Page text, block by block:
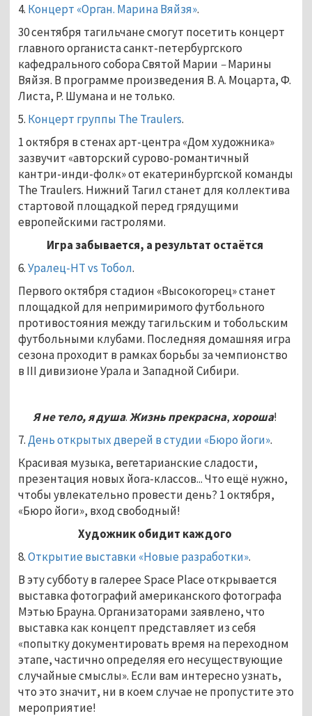
4. Концерт «Орган. Марина Вяйзя».
30 сентября тагильчане смогут посетить концерт
главного органиста санкт-петербургского
кафедрального собора Святой Марии –Марины
Вяйзя. В программе произведения В. А. Моцарта, Ф.
Листа, Р. Шумана и не только.
5. Концерт группы The Traulers.
1 октября в стенах арт-центра «Дом художника»
зазвучит «авторский сурово-романтичный
кантри-инди-фолк» от екатеринбургской команды
The Traulers. Нижний Тагил станет для коллектива
стартовой площадкой перед грядущими
европейскими гастролями.
Игра забывается, а результат остаётся
6.Уралец-НТ vs Тобол.
Первого октября стадион «Высокогорец» станет
площадкой для непримиримого футбольного
противостояния между тагильским и тобольским
футбольными клубами. Последняя домашняя игра
сезона проходит в рамках борьбы за чемпионство
в III дивизионе Урала и Западной Сибири.
Я не тело, ядуша.Жизнь прекрасна,хороша!
7.День открытых дверей в студии «Бюро йоги».
Красивая музыка, вегетарианские сладости,
презентация новых йога-классов... Что ещё нужно,
чтобы увлекательно провести день? 1 октября,
«Бюро йоги», вход свободный!
Художник обидит каждого
8.Открытие выставки «Новые разработки».
В эту субботу в галерее Space Place открывается
выставка фотографий американского фотографа
Мэтью Брауна. Организаторами заявлено, что
выставка как концепт представляет из себя
«попытку документировать время на переходном
этапе, частично определяя его несуществующие
случайные смыслы». Если вам интересно узнать,
что это значит, ни в коем случае не пропустите это
мероприятие!